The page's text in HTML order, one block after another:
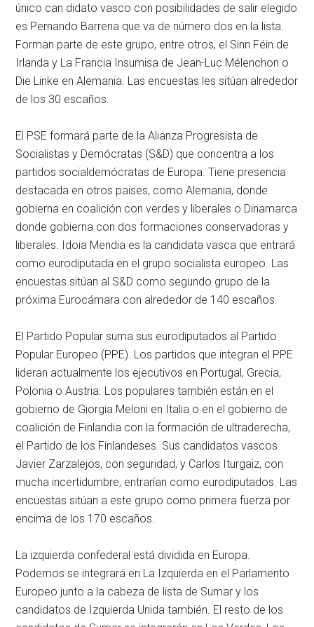
único can didato vasco con posibilidades de salir elegido
es Pernando Barrena que va de número dos en la lista.
Forman parte de este grupo, entre otros, el Sinn Féin de
Irlanda y La Francia Insumisa de Jean-Luc Mélenchon o
Die Linke en Alemania. Las encuestas les sitúan alrededor
de los 30 escaños.
El PSE formará parte de la Alianza Progresista de
Socialistas y Demócratas (S&D) que concentra a los
partidos socialdemócratas de Europa. Tiene presencia
destacada en otros países, como Alemania, donde
gobierna en coalición con verdes y liberales o Dinamarca
donde gobierna con dos formaciones conservadoras y
liberales. Idoia Mendia es la candidata vasca que entrará
como eurodiputada en el grupo socialista europeo. Las
encuestas sitúan al S&D como segundo grupo de la
próxima Eurocámara con alrededor de 140 escaños.
El Partido Popular suma sus eurodiputados al Partido
Popular Europeo (PPE). Los partidos que integran el PPE
lideran actualmente los ejecutivos en Portugal, Grecia,
Polonia o Austria. Los populares también están en el
gobierno de Giorgia Meloni en Italia o en el gobierno de
coalición de Finlandia con la formación de ultraderecha,
el Partido de los Finlandeses. Sus candidatos vascos
Javier Zarzalejos, con seguridad, y Carlos Iturgaiz, con
mucha incertidumbre, entrarían como eurodiputados. Las
encuestas sitúan a este grupo como primera fuerza por
encima de los 170 escaños.
La izquierda confederal está dividida en Europa.
Podemos se integrará en La Izquierda en el Parlamento
Europeo junto a la cabeza de lista de Sumar y los
candidatos de Izquierda Unida también. El resto de los